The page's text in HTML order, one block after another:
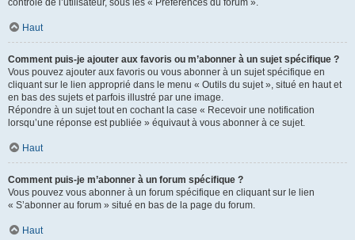
contrôle de l’utilisateur, sous les « Préférences du forum ».
Haut
Comment puis-je ajouter aux favoris ou m’abonner à un sujet spécifique ?
Vous pouvez ajouter aux favoris ou vous abonner à un sujet spécifique en
cliquant sur le lien approprié dans le menu « Outils du sujet », situé en haut et
en bas des sujets et parfois illustré par une image.
Répondre à un sujet tout en cochant la case « Recevoir une notification
lorsqu’une réponse est publiée » équivaut à vous abonner à ce sujet.
Haut
Comment puis-je m’abonner à un forum spécifique ?
Vous pouvez vous abonner à un forum spécifique en cliquant sur le lien
« S’abonner au forum » situé en bas de la page du forum.
Haut